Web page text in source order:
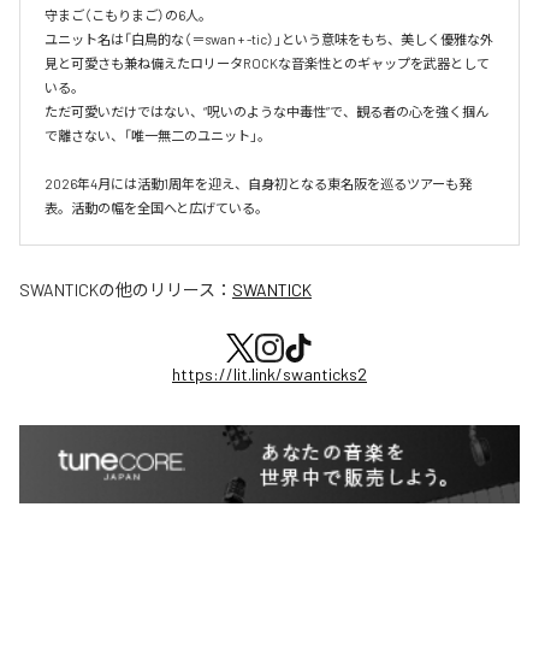
守まご（こもりまご）の6人。
ユニット名は「白鳥的な（＝swan + -tic）」という意味をもち、美しく優雅な外
見と可愛さも兼ね備えたロリータROCKな音楽性とのギャップを武器として
いる。
ただ可愛いだけではない、“呪いのような中毒性”で、観る者の心を強く掴ん
で離さない、「唯一無二のユニット」。
2026年4月には活動1周年を迎え、自身初となる東名阪を巡るツアーも発
表。活動の幅を全国へと広げている。
SWANTICKの他のリリース： SWANTICK
https://lit.link/swanticks2